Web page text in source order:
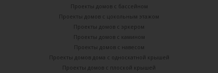
Проекты домов с бассейном
Проекты домов с цокольным этажом
Проекты домов с эркером
Проекты домов с камином
Проекты домов с навесом
Проекты домов дома с односкатной крышей
Проекты домов с плоской крышей